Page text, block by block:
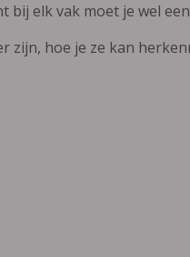
bij elk vak moet je wel
hoe je ze kan